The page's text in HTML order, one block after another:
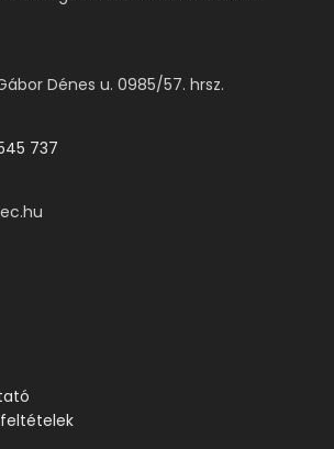
Dénes u. 0985/57. hrsz.
737